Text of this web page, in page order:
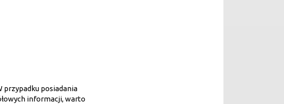
przypadku posiadania
informacji, warto